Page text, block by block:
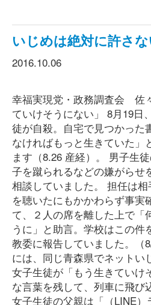
いじめは絶対に許さな
2016.10.06
幸福実現党・政務調査会 佐
ていけそうにない」 8月19日
徒が自殺。自宅で見つかった
なければもっと生きていた」
ます（8.26 産経）。 男子生
子を蹴られるなどの嫌がらせ
相談していました。 担任は
を聴いたにもかかわらず事実
て、２人の席を離した上で「
うに」と助言。学校はこの
教委に報告していました。（
には、同じ青森県でネットい
女子生徒が「もう生きていけ
な言葉を残して、列車に飛び
女子生徒の父親は「（LINE